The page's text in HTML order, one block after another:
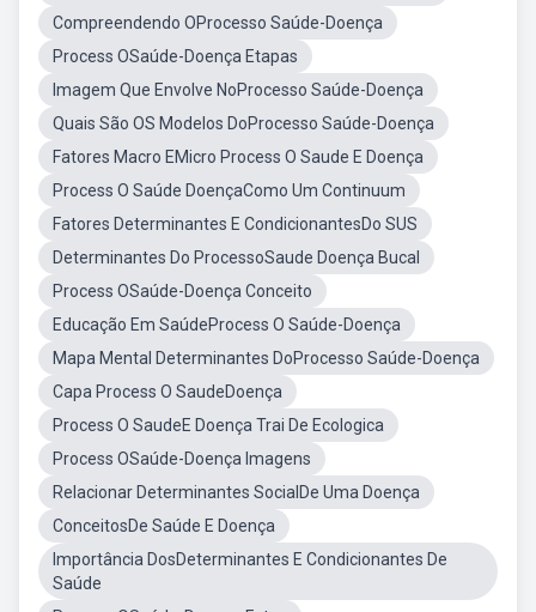
Compreendendo OProcesso Saúde-Doença
Process OSaúde-Doença Etapas
Imagem Que Envolve NoProcesso Saúde-Doença
Quais São OS Modelos DoProcesso Saúde-Doença
Fatores Macro EMicro Process O Saude E Doença
Process O Saúde DoençaComo Um Continuum
Fatores Determinantes E CondicionantesDo SUS
Determinantes Do ProcessoSaude Doença Bucal
Process OSaúde-Doença Conceito
Educação Em SaúdeProcess O Saúde-Doença
Mapa Mental Determinantes DoProcesso Saúde-Doença
Capa Process O SaudeDoença
Process O SaudeE Doença Trai De Ecologica
Process OSaúde-Doença Imagens
Relacionar Determinantes SocialDe Uma Doença
ConceitosDe Saúde E Doença
Importância DosDeterminantes E Condicionantes De
Saúde